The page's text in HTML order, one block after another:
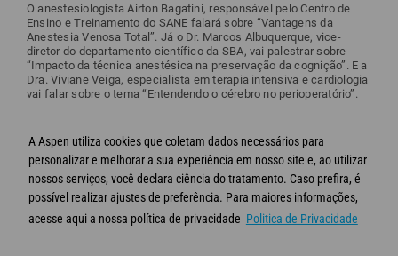
A Aspen utiliza cookies que coletam dados necessários para
personalizar e melhorar a sua experiência em nosso site e, ao utilizar
nossos serviços, você declara ciência do tratamento. Caso prefira, é
possível realizar ajustes de preferência. Para maiores informações,
acesse aqui a nossa política de privacidade Politica de Privacidade
O anestesiologista Airton Bagatini, responsável pelo Centro de
Ensino e Treinamento do SANE falará sobre “Vantagens da
Anestesia Venosa Total”. Já o Dr. Marcos Albuquerque, vice-
diretor do departamento científico da SBA, vai palestrar sobre
“Impacto da técnica anestésica na preservação da cognição”. E a
Dra. Viviane Veiga, especialista em terapia intensiva e cardiologia
vai falar sobre o tema “Entendendo o cérebro no perioperatório”.
formação da Sociedade Brasileira de Anestesiologia. Confira a
programação completa e garanta sua inscrição no
link:zoom.us/webinar/register/3515895776184/